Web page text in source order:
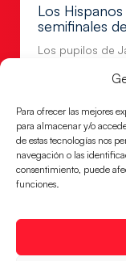
Para ofrecer las mejores
para almacenar y/o
de estas tecnologías nos
navegación o las
consentimiento, puede
funciones.
Los
semifinales
Los pupilos de
jugarán las
LEER MÁS